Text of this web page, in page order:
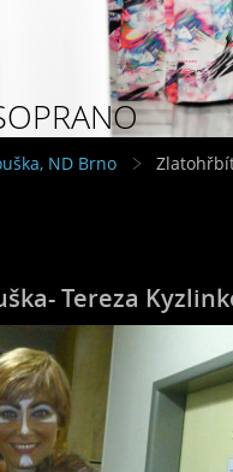
ND Brno
Tereza